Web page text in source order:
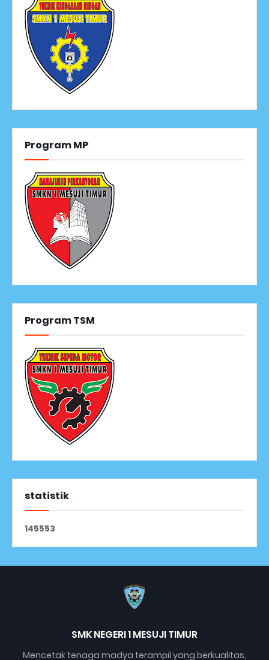
Program MP
Program TSM
statistik
145553
SMK NEGERI 1 MESUJI TIMUR
Mencetak tenaga madya terampil yang berkualitas,